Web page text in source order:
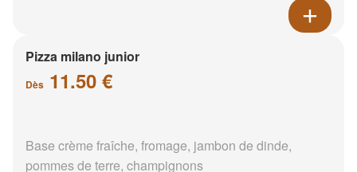
Pizza milano junior
Dès 11.50 €
Base crème fraîche, fromage, jambon de dinde,
pommes de terre, champignons